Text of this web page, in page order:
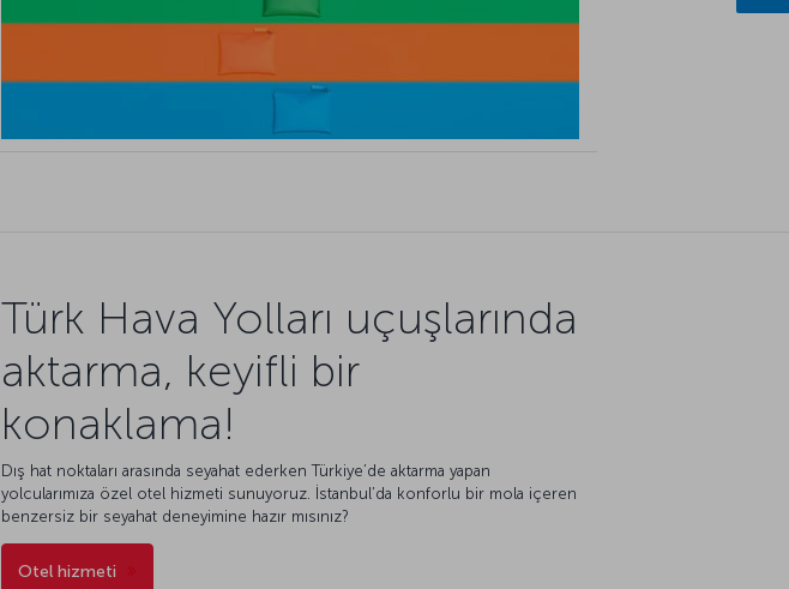
Türk Hava Yolları uçuşlarında
aktarma, keyifli bir
konaklama!
Dış hat noktaları arasında seyahat ederken Türkiye’de aktarma yapan
yolcularımıza özel otel hizmeti sunuyoruz. İstanbul’da konforlu bir mola içeren
benzersiz bir seyahat deneyimine hazır mısınız?
Otel hizmeti